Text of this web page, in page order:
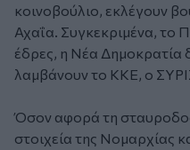
κοινοβούλιο, εκλέγουν
Αχαΐα. Συγκεκριμένα, το
έδρες, η Νέα Δημοκρατία
λαμβάνουν το ΚΚΕ, ο
Όσον αφορά τη
στοιχεία της Νομαρχίας